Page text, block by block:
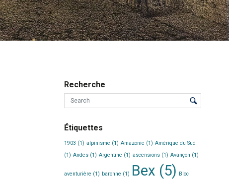
Recherche
Étiquettes
1903 (1) alpinisme (1) Amazonie (1) Amérique du Sud
(1) Andes(1) Argentine (1) ascensions(1) Avançon (1)
aventurière (1) baronne (1) Bex (5) Bloc